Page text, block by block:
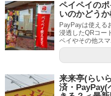
ペイペイの
いのかどうか
PayPayは使える
浸透したQRコー
ペイやその他ス
来来亭(らい
済・PayPay(